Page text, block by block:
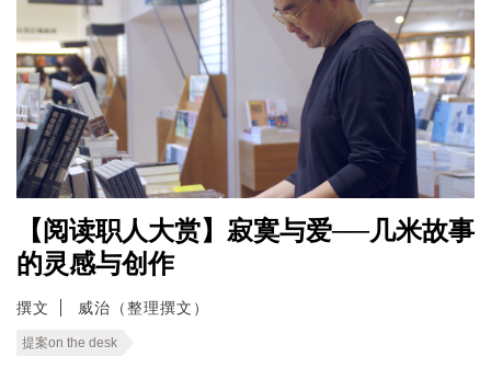
【阅读职人大赏】寂寞与爱──几米故事
的灵感与创作
撰文 威治（整理撰文）
提案on the desk